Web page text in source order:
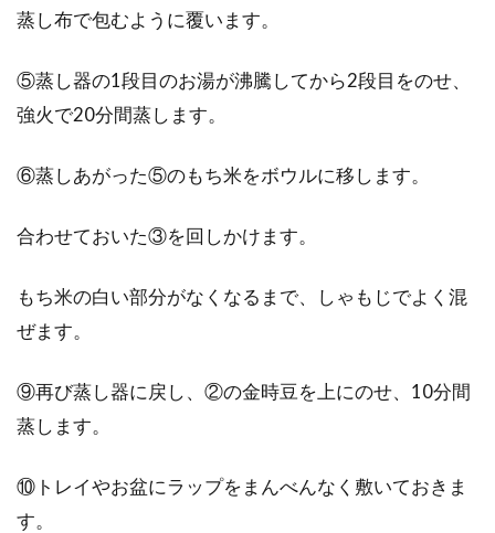
蒸し布で包むように覆います。
⑤蒸し器の1段目のお湯が沸騰してから2段目をのせ、
強火で20分間蒸します。
⑥蒸しあがった⑤のもち米をボウルに移します。
合わせておいた③を回しかけます。
もち米の白い部分がなくなるまで、しゃもじでよく混
ぜます。
⑨再び蒸し器に戻し、②の金時豆を上にのせ、10分間
蒸します。
⑩トレイやお盆にラップをまんべんなく敷いておきま
す。